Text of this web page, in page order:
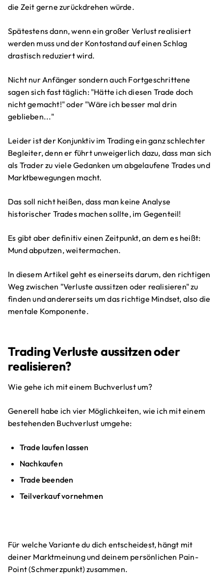
die Zeit gerne zurückdrehen würde.
Spätestens dann, wenn ein großer Verlust realisiert
werden muss und der Kontostand auf einen Schlag
drastisch reduziert wird.
Nicht nur Anfänger sondern auch Fortgeschrittene
sagen sich fast täglich: "Hätte ich diesen Trade doch
nicht gemacht!" oder "Wäre ich besser mal drin
geblieben..."
Leider ist der Konjunktiv im Trading ein ganz schlechter
Begleiter, denn er führt unweigerlich dazu, dass man sich
als Trader zu viele Gedanken um abgelaufene Trades und
Marktbewegungen macht.
Das soll nicht heißen, dass man keine Analyse
historischer Trades machen sollte, im Gegenteil!
Es gibt aber definitiv einen Zeitpunkt, an dem es heißt:
Mund abputzen, weitermachen.
In diesem Artikel geht es einerseits darum, den richtigen
Weg zwischen "Verluste aussitzen oder realisieren" zu
finden und andererseits um das richtige Mindset, also die
mentale Komponente.
Trading Verluste aussitzen oder
realisieren?
Wie gehe ich mit einem Buchverlust um?
Generell habe ich vier Möglichkeiten, wie ich mit einem
bestehenden Buchverlust umgehe:
Trade laufen lassen
Nachkaufen
Trade beenden
Teilverkauf vornehmen
Für welche Variante du dich entscheidest, hängt mit
deiner Marktmeinung und deinem persönlichen Pain-
Point (Schmerzpunkt) zusammen.